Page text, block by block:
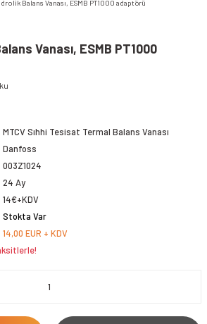
Vanası, ESMB PT1000
MTCV Sıhhi Tesisat Termal Balans Vanası
Danfoss
003Z1024
24 Ay
14€+KDV
Stokta Var
14,00 EUR + KDV